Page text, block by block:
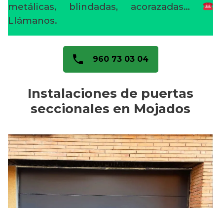
metálicas, blindadas, acorazadas…
Llámanos.
960 73 03 04
Instalaciones de puertas
seccionales en Mojados